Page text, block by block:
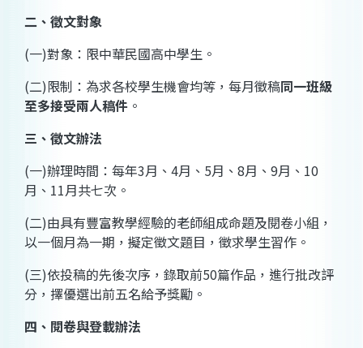
二、徵文對象
(一)對象：限中華民國高中學生。
(二)限制：為求各校學生機會均等，每月徵稿同一班級
至多接受兩人稿件 。
三、徵文辦法
(一)辦理時間：每年3月、 4月、 5月、 8月、 9月、 10
月、 11月共七次。
(二)由具有豐富教學經驗的老師組成命題及閱卷小組，
以一個月為一期，擬定徵文題目，徵求學生習作。
(三)依投稿的先後次序，錄取前50篇作品，進行批改評
分，擇優選出前五名給予獎勵。
四、閱卷與登載辦法